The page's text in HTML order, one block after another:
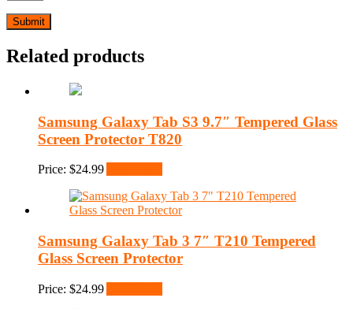
Related products
Samsung Galaxy Tab S3 9.7″ Tempered Glass
Screen Protector T820
Price: $24.99
Samsung Galaxy Tab 3 7″ T210 Tempered
Glass Screen Protector
Price: $24.99